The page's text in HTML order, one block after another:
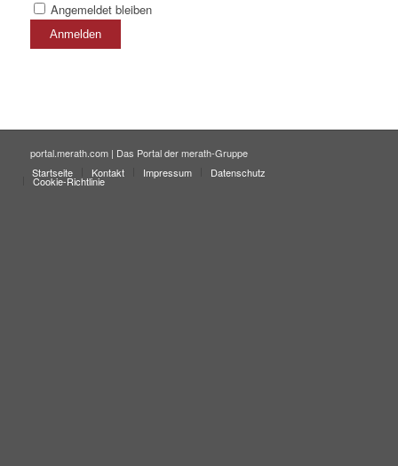
Angemeldet bleiben
portal.merath.com | Das Portal der merath-Gruppe
Startseite
Kontakt Impressum Datenschutz
Cookie-Richtlinie